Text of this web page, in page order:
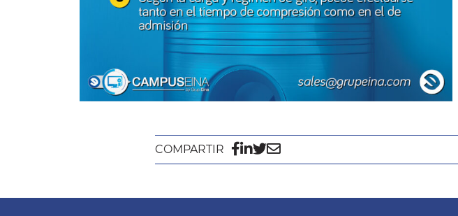
COMPARTIR